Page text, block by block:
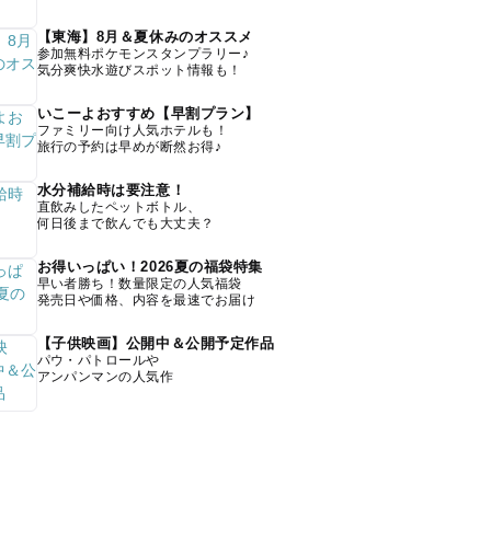
【東海】8月＆夏休みのオススメ
参加無料ポケモンスタンプラリー♪
気分爽快水遊びスポット情報も！
いこーよおすすめ【早割プラン】
ファミリー向け人気ホテルも！
旅行の予約は早めが断然お得♪
水分補給時は要注意！
直飲みしたペットボトル、
何日後まで飲んでも大丈夫？
お得いっぱい！2026夏の福袋特集
早い者勝ち！数量限定の人気福袋
発売日や価格、内容を最速でお届け
【子供映画】公開中＆公開予定作品
パウ・パトロールや
アンパンマンの人気作